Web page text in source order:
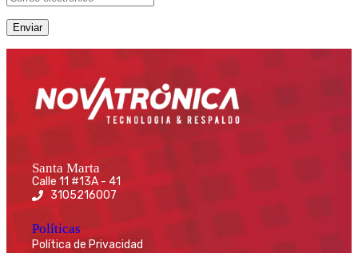
Santa Marta
Calle 11 #13A - 41
3105216007
Políticas
Política de Privacidad